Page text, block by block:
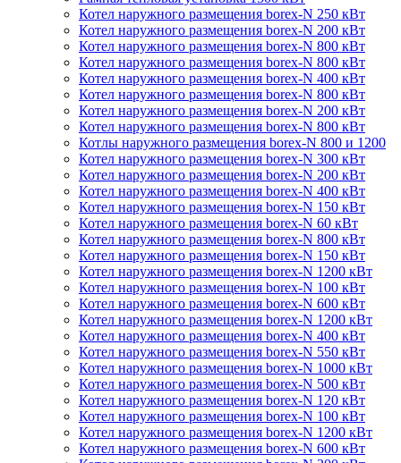
Котел наружного размещения borex-N 250 кВт
Котел наружного размещения borex-N 200 кВт
Котел наружного размещения borex-N 800 кВт
Котел наружного размещения borex-N 800 кВт
Котел наружного размещения borex-N 400 кВт
Котел наружного размещения borex-N 800 кВт
Котел наружного размещения borex-N 200 кВт
Котел наружного размещения borex-N 800 кВт
Котлы наружного размещения borex-N 800 и 1200
Котел наружного размещения borex-N 300 кВт
Котел наружного размещения borex-N 200 кВт
Котел наружного размещения borex-N 400 кВт
Котел наружного размещения borex-N 150 кВт
Котел наружного размещения borex-N 60 кВт
Котел наружного размещения borex-N 800 кВт
Котел наружного размещения borex-N 150 кВт
Котел наружного размещения borex-N 1200 кВт
Котел наружного размещения borex-N 100 кВт
Котел наружного размещения borex-N 600 кВт
Котел наружного размещения borex-N 1200 кВт
Котел наружного размещения borex-N 400 кВт
Котел наружного размещения borex-N 550 кВт
Котел наружного размещения borex-N 1000 кВт
Котел наружного размещения borex-N 500 кВт
Котел наружного размещения borex-N 120 кВт
Котел наружного размещения borex-N 100 кВт
Котел наружного размещения borex-N 1200 кВт
Котел наружного размещения borex-N 600 кВт